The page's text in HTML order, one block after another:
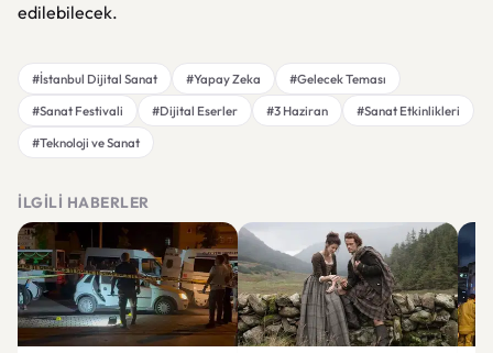
edilebilecek.
#İstanbul Dijital Sanat #Yapay Zeka
#Gelecek Teması
#Sanat Festivali
#Dijital Eserler #3 Haziran
#Sanat Etkinlikleri
#Teknoloji ve Sanat
İLGILI HABERLER